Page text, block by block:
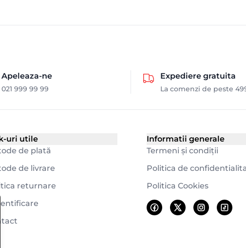
Apeleaza-ne
021 999 99 99
Expediere gratuita
La comenzi de peste
uri utile
de plată
de livrare
returnare
Informatii generale
Termeni și condiții
Politica de
Politica Cookies